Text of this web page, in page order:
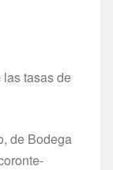
tasas de
de Bodega